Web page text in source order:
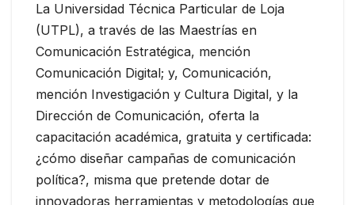
La Universidad Técnica Particular de Loja
(UTPL), a través de las Maestrías en
Comunicación Estratégica, mención
Comunicación Digital; y, Comunicación,
mención Investigación y Cultura Digital, y la
Dirección de Comunicación, oferta la
capacitación académica, gratuita y certificada:
¿cómo diseñar campañas de comunicación
política?, misma que pretende dotar de
innovadoras herramientas y metodologías que